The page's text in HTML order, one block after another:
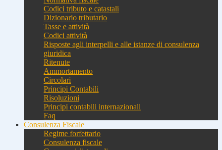
Codici tributo e catastali
Dizionario tributario
Tasse e attività
Codici attività
Risposte agli interpelli e alle istanze di consulenza
giuridica
Ritenute
Ammortamento
Circolari
Principi Contabili
Risoluzioni
Principi contabili internazionali
Faq
Consulenza Fiscale
Regime forfettario
Consulenza fiscale